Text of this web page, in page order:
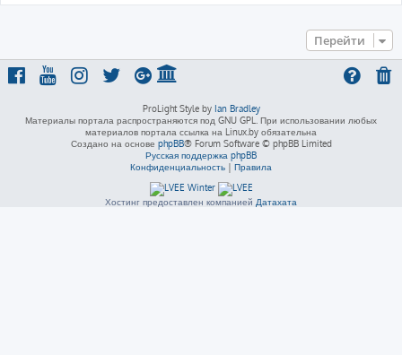
Перейти
ProLight Style by Ian Bradley
Материалы портала распространяются под GNU GPL. При использовании любых
материалов портала ссылка на Linux.by обязательна
Создано на основе phpBB® Forum Software © phpBB Limited
Русская поддержка phpBB
Конфиденциальность | Правила
Хостинг предоставлен компанией Датахата